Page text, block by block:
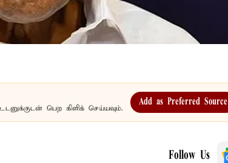
பெற கிளிக் செய்யவும்.
Add as Preferred Source
Follow Us